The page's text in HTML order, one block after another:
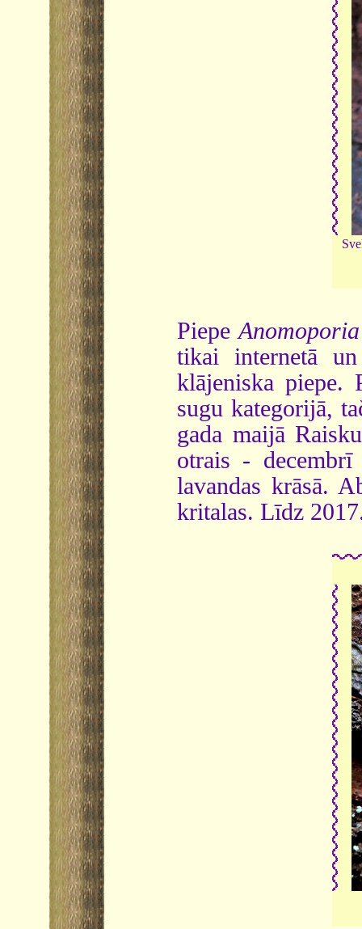
Piepe
tikai internetā
klājeniska piepe.
sugu kategorijā,
gada maijā
otrais -
lavandas krāsā.
kritalas. Līdz